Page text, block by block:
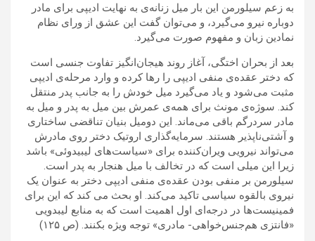
به زعم سیلورمن این بار میل زنانه‌ی به نهایت ادیپی برای مادر
دوباره نیرو می‌گیرد، و می‌توان گفت این عشق از ورای نظام
نمادین زبان و مفهوم صورت می‌گیرد.
بعد از بحران اختگی، آغاز روند هیجان‌انگیز تفاوت جنسی است
که دختر عقده‌ی منفی ادیپی را رها کرده و وارد مرحله‌ی ادیپی
مثبت می‌شود و یاد می‌گیرد میل خودش را به جانب پدر منتقل
کند. سوژه‌ی مونث برای همه‌ی عمرش بین میل به پدر و میل به
مادر سردرگم باقی می‌ماند. این دومیل بنیان تناقضی ساختاری
و آشتی‌ناپذیر هستند. سرمایه‌گذاری اروتیک دختر روی مادرش
می‌تواند نیرویی ویران‌کننده برای «سیاست‌های لیبیدوئی» باشد
زیرا این میلی است که در تخالف با میل هنجار به پدر است.
سیلورمن بر منفی بودن عقده‌ی منفی ادیپی دختر به عنوان یک
نیروی بالقوه سیاسی تاکید می‌کند. او بحث می کند که این برای
فمینیست‌ها در درجه‌ای اول اهمیت است که به منابع لیبدویی
«فانتزی هم‌جنس‌خواهی- مادری» توجه ویژه بکنند. (ص ۱۲۵)